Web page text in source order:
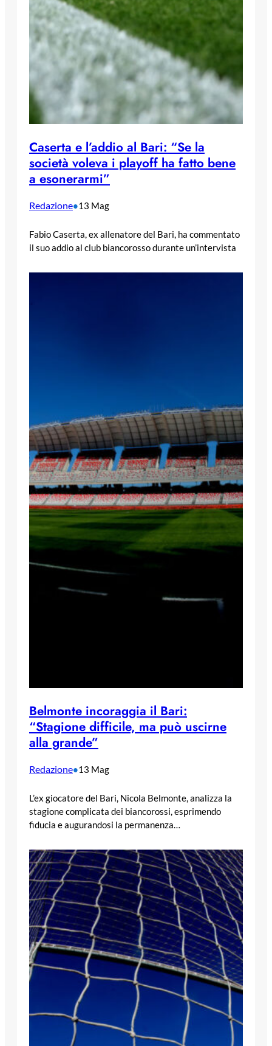
Caserta e l’addio al Bari: “Se la
società voleva i playoff ha fatto bene
a esonerarmi”
Redazione•13 Mag
Fabio Caserta, ex allenatore del Bari, ha commentato
il suo addio al club biancorosso durante un’intervista
Belmonte incoraggia il Bari:
“Stagione difficile, ma può uscirne
alla grande”
Redazione•13 Mag
L’ex giocatore del Bari, Nicola Belmonte, analizza la
stagione complicata dei biancorossi, esprimendo
fiducia e augurandosi la permanenza…